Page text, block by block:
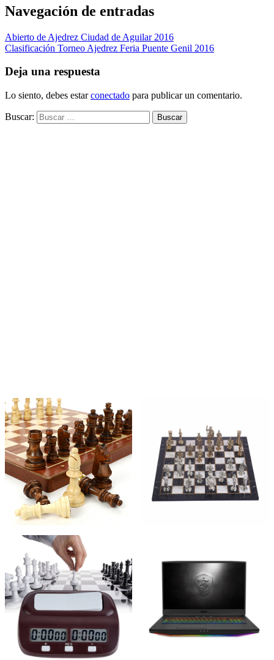
Navegación de entradas
Abierto de Ajedrez Ciudad de Aguilar 2016
Clasificación Torneo Ajedrez Feria Puente Genil 2016
Deja una respuesta
Lo siento, debes estarconectado para publicar un comentario.
Buscar: